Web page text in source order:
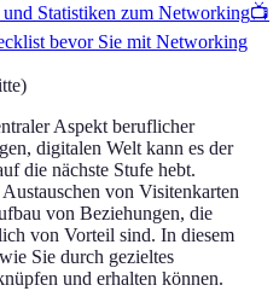
Statistiken zum Networking📺
bevor Sie mit Networking
)
Aspekt beruflicher
digitalen Welt kann es der
die nächste Stufe hebt.
von Visitenkarten
von Beziehungen, die
von Vorteil sind. In diesem
Sie durch gezieltes
und erhalten können.